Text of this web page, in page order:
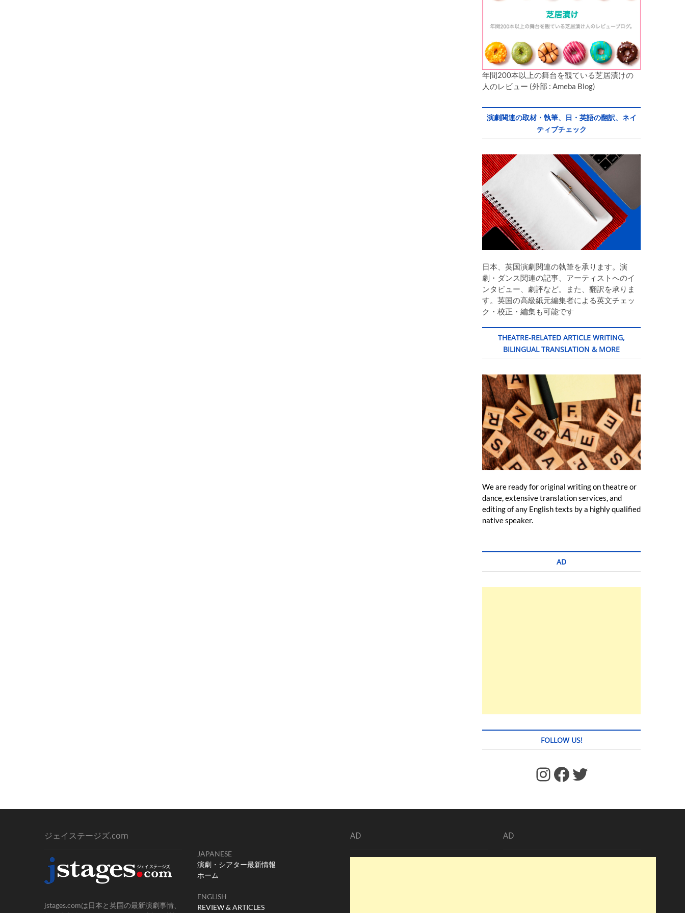
年間200本以上の舞台を観ている芝居漬けの
人のレビュー (外部 : Ameba Blog)
演劇関連の取材・執筆、日・英語の翻訳、ネイ
ティブチェック
日本、英国演劇関連の執筆を承ります。演
劇・ダンス関連の記事、アーティストへのイ
ンタビュー、劇評など。また、翻訳を承りま
す。英国の高級紙元編集者による英文チェッ
ク・校正・編集も可能です
THEATRE-RELATED ARTICLE WRITING,
BILINGUAL TRANSLATION & MORE
We are ready for original writing on theatre or
dance, extensive translation services, and
editing of any English texts by a highly qualified
native speaker.
AD
FOLLOW US!
https://www.facebook.com/jstages/ Facebook Twitter
ジェイステージズ.com
jstages.comは日本と英国の最新演劇事情、
JAPANESE
演劇・シアター最新情報
ホーム
ENGLISH
REVIEW & ARTICLES
AD AD